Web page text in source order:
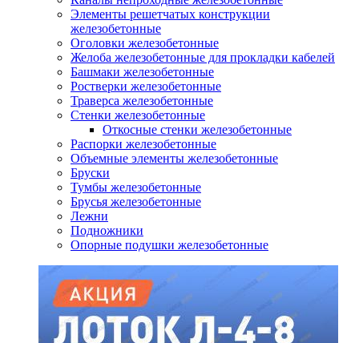
Элементы решетчатых конструкции
железобетонные
Оголовки железобетонные
Желоба железобетонные для прокладки кабелей
Башмаки железобетонные
Ростверки железобетонные
Траверса железобетонные
Стенки железобетонные
Откосные стенки железобетонные
Распорки железобетонные
Объемные элементы железобетонные
Бруски
Тумбы железобетонные
Брусья железобетонные
Лежни
Подножники
Опорные подушки железобетонные